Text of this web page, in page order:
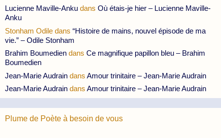
Lucienne Maville-Anku dans Où étais-je hier – Lucienne Maville-
Anku
Stonham Odile dans “Histoire de mains, nouvel épisode de ma
vie.” – Odile Stonham
Brahim Boumedien dans Ce magnifique papillon bleu – Brahim
Boumedien
Jean-Marie Audrain dans Amour trinitaire – Jean-Marie Audrain
Jean-Marie Audrain dans Amour trinitaire – Jean-Marie Audrain
Plume de Poète à besoin de vous